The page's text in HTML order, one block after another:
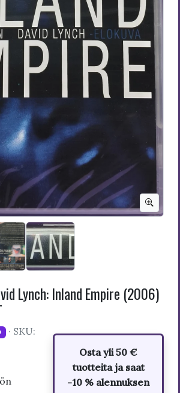
Lynch: Inland Empire (2006)
· SKU:
Osta yli 50 €
tuotteita ja saat
-10 % alennuksen